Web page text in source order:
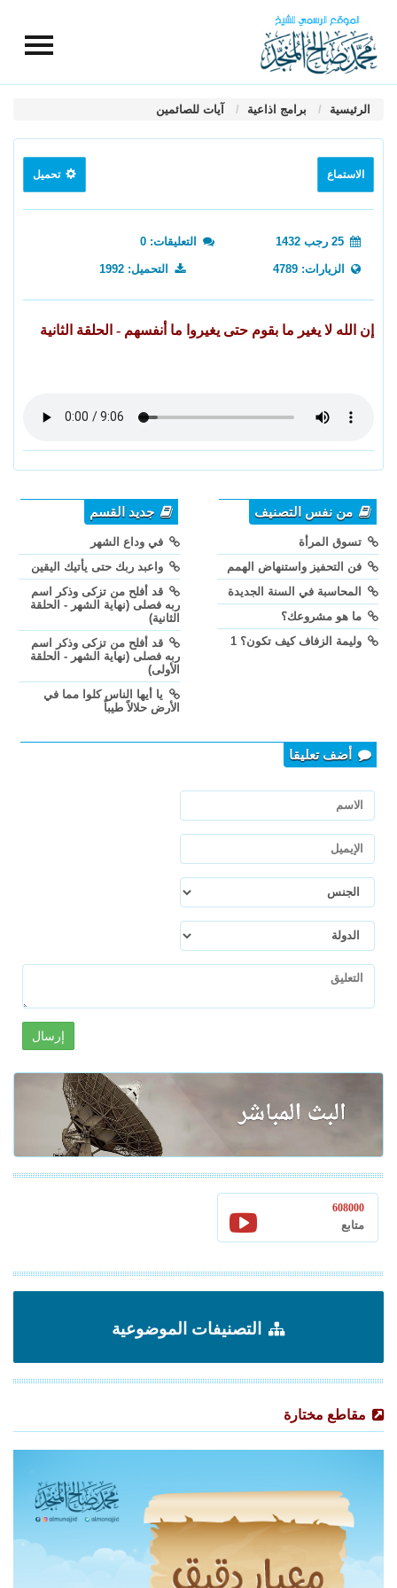
الرئيسية برامج اذاعية آيات للصائمين
الاستماع تحميل
التعليقات: 0
الزيارات: 4789 التحميل: 1992
إن الله لا يغير ما بقوم حتى يغيروا ما أنفسهم - الحلقة الثانية
من نفس التصنيف
تسوق المرأة
فن التحفيز واستنهاض الهمم
المحاسبة في السنة الجديدة
ما هو مشروعك؟
وليمة الزفاف كيف تكون؟ 1
جديد القسم
في وداع الشهر
واعبد ربك حتى يأتيك اليقين
قد أفلح من تزكى وذكر اسم
ربه فصلى (نهاية الشهر - الحلقة
الثانية)
قد أفلح من تزكى وذكر اسم
ربه فصلى (نهاية الشهر - الحلقة
الأولى)
يا أيها الناس كلوا مما في
الأرض حلالاً طيباً
أضف تعليقا
إرسال
608000
متابع
التصنيفات الموضوعية
مقاطع مختارة